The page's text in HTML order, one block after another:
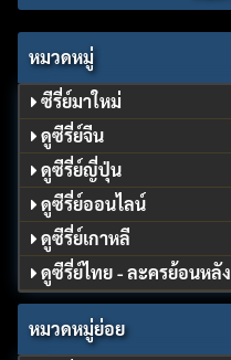
หมวดหมู่
ซีรี่ย์มาใหม่
ดูซีรี่ย์จีน
ดูซีรี่ย์ญี่ปุ่น
ดูซีรี่ย์ออนไลน์
ดูซีรี่ย์เกาหลี
ดูซีรี่ย์ไทย - ละครย้อนหลัง
หมวดหมู่ย่อย